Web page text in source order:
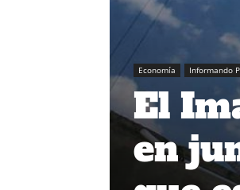
Economía Informando
El
en